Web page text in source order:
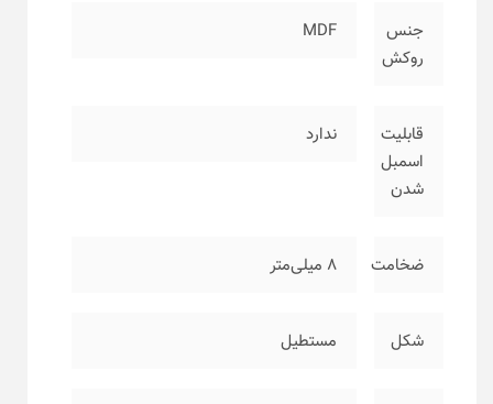
جنس
روکش
MDF
قابلیت
اسمبل
شدن
ندارد
ضخامت ۸ میلی‌متر
شکل مستطیل